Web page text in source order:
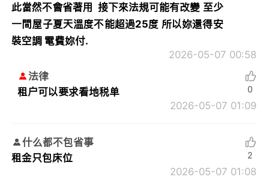
此當然不會省著用 接下來法規可能有改變 至少
一間屋子夏天溫度不能超過25度 所以妳還得安
裝空調 電費妳付.
2026-05-07 00:58
法律
租户可以要求看地税单
2026-05-07 01:09
0
什么都不包省事
租金只包床位
2026-05-07 01:08
2